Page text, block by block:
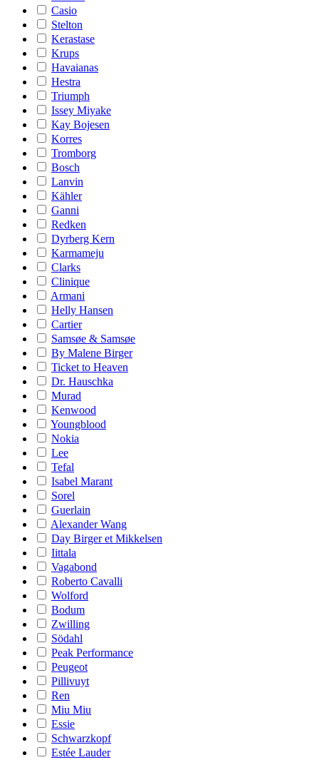
Casio
Stelton
Kerastase
Krups
Havaianas
Hestra
Triumph
Issey Miyake
Kay Bojesen
Korres
Tromborg
Bosch
Lanvin
Kähler
Ganni
Redken
Dyrberg Kern
Karmameju
Clarks
Clinique
Armani
Helly Hansen
Cartier
Samsøe & Samsøe
By Malene Birger
Ticket to Heaven
Dr. Hauschka
Murad
Kenwood
Youngblood
Nokia
Lee
Tefal
Isabel Marant
Sorel
Guerlain
Alexander Wang
Day Birger et Mikkelsen
Iittala
Vagabond
Roberto Cavalli
Wolford
Bodum
Zwilling
Södahl
Peak Performance
Peugeot
Pillivuyt
Ren
Miu Miu
Essie
Schwarzkopf
Estée Lauder